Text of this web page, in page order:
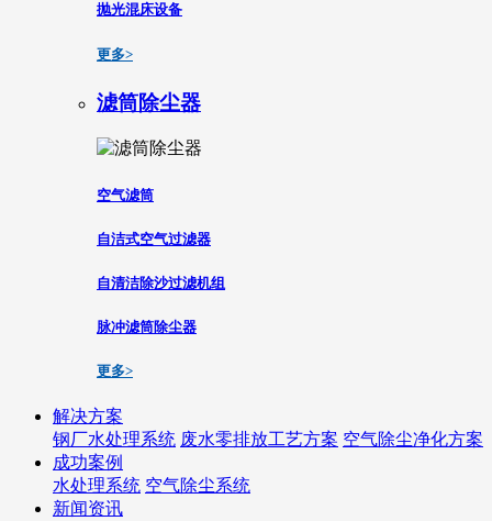
抛光混床设备
更多>
滤筒除尘器
空气滤筒
自洁式空气过滤器
自清洁除沙过滤机组
脉冲滤筒除尘器
更多>
解决方案
钢厂水处理系统 废水零排放工艺方案 空气除尘净化方案
成功案例
水处理系统 空气除尘系统
新闻资讯